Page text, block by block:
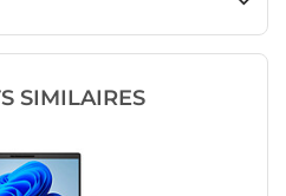
SIMILAIRES